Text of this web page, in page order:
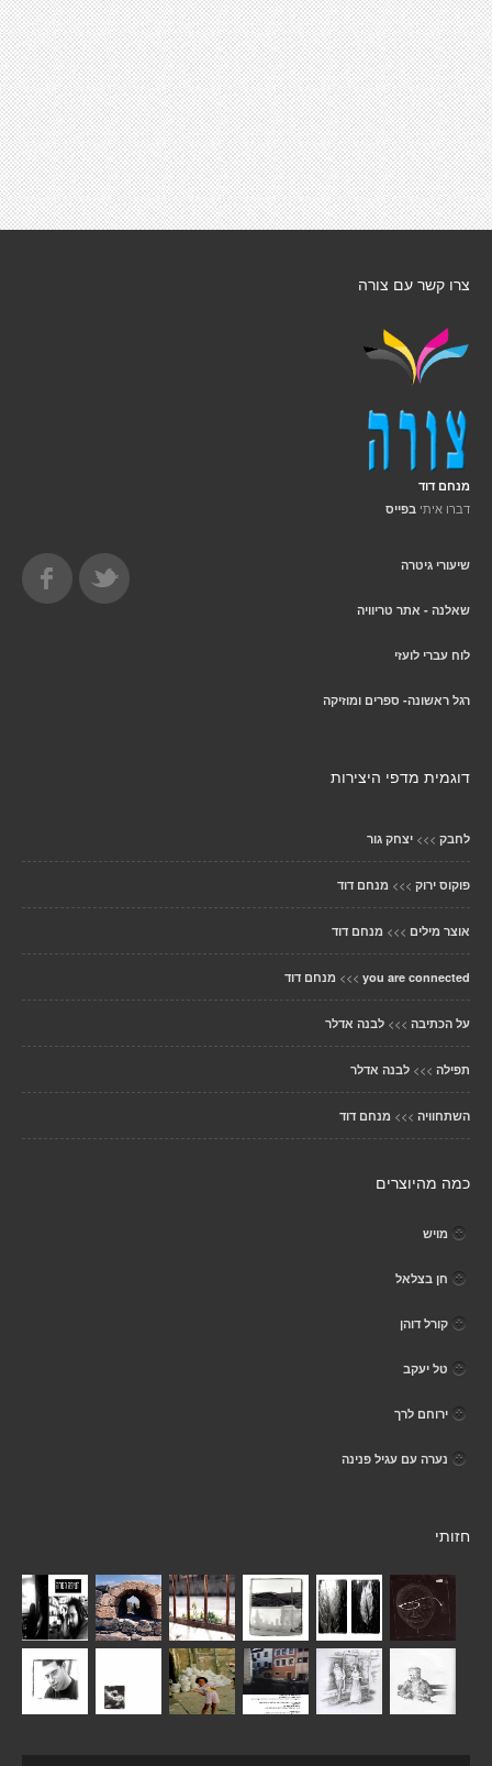
צרו קשר עם צורה
מנחם דוד
דברו איתי בפייס
שיעורי גיטרה
שאלנה - אתר טריוויה
לוח עברי לועזי
רגל ראשונה- ספרים ומוזיקה
דוגמית מדפי היצירות
לחבק >>> יצחק גור
פוקוס ירוק >>> מנחם דוד
אוצר מילים >>> מנחם דוד
you are connected
>>> מנחם דוד
על הכתיבה >>> לבנה אדלר
תפילה >>> לבנה אדלר
השתחוויה >>> מנחם דוד
כמה מהיוצרים
מויש
חן בצלאל
קורל דוהן
טל יעקב
ירוחם לרך
נערה עם עגיל פנינה
חזותי